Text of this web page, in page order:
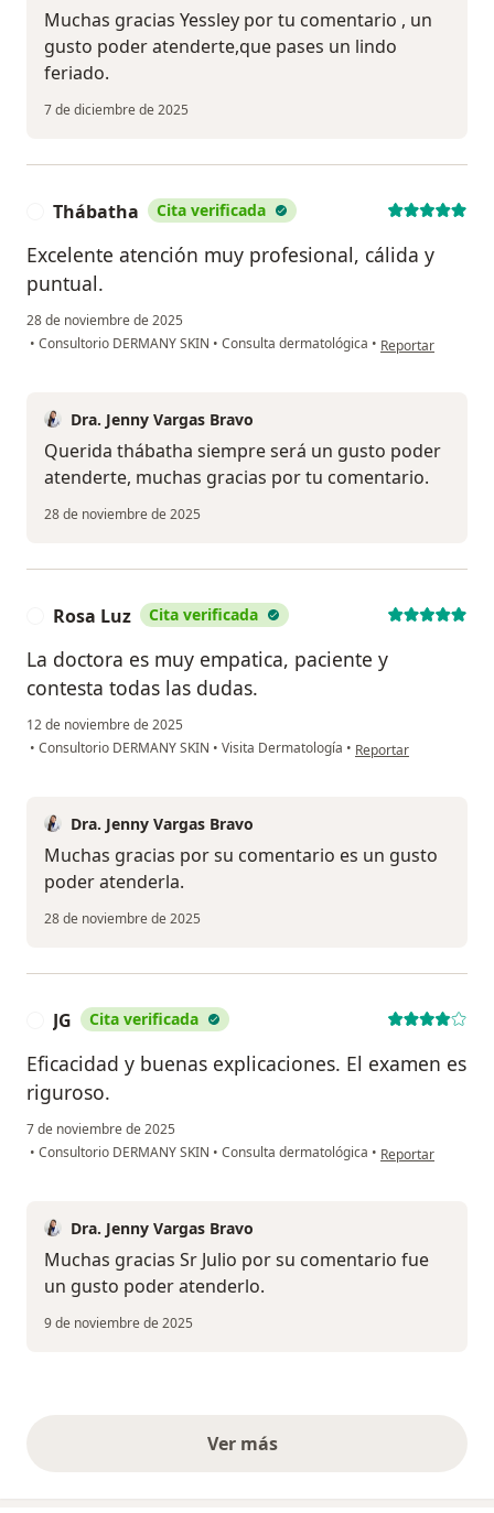
Muchas gracias Yessley por tu comentario , un
gusto poder atenderte,que pases un lindo
feriado.
7 de diciembre de 2025
Thábatha Cita verificada
Excelente atención muy profesional, cálida y
puntual.
28 de noviembre de 2025
• Consultorio DERMANY SKIN • Consulta dermatológica • en opinión del
Reportar
Dra. Jenny Vargas Bravo
Querida thábatha siempre será un gusto poder
atenderte, muchas gracias por tu comentario.
28 de noviembre de 2025
Rosa Luz Cita verificada
La doctora es muy empatica, paciente y
contesta todas las dudas.
12 de noviembre de 2025
• Consultorio DERMANY SKIN • Visita Dermatología • en opinión del usuario
Reportar
Dra. Jenny Vargas Bravo
Muchas gracias por su comentario es un gusto
poder atenderla.
28 de noviembre de 2025
JG Cita verificada
Eficacidad y buenas explicaciones. El examen es
riguroso.
7 de noviembre de 2025
• Consultorio DERMANY SKIN • Consulta dermatológica • en opinión del
Reportar
Dra. Jenny Vargas Bravo
Muchas gracias Sr Julio por su comentario fue
un gusto poder atenderlo.
9 de noviembre de 2025
Ver másopiniones anteriores